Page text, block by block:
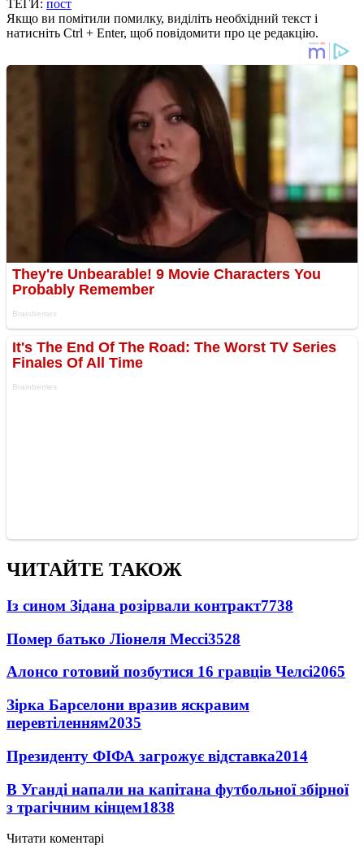
ТЕГИ: пост
Якщо ви помітили помилку, виділіть необхідний текст і
натисніть Ctrl + Enter, щоб повідомити про це редакцію.
ЧИТАЙТЕ ТАКОЖ
Із сином Зідана розірвали контракт7738
Помер батько Ліонеля Мессі3528
Алонсо готовий позбутися 16 гравців Челсі2065
Зірка Барселони вразив яскравим
перевтіленням2035
Президенту ФІФА загрожує відставка2014
В Уганді напали на капітана футбольної збірної
з трагічним кінцем1838
Читати коментарі